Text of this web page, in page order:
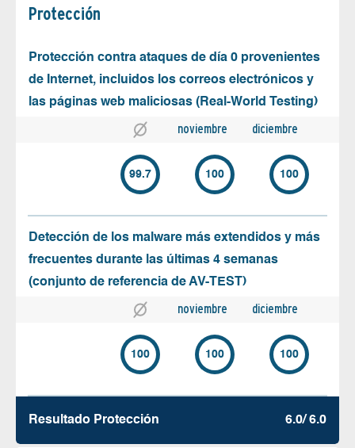
Protección
Protección contra ataques de día 0 provenientes
de Internet, incluidos los correos electrónicos y
las páginas web maliciosas (Real-World Testing)
noviembre diciembre
99.7 100 100
Detección de los malware más extendidos y más
frecuentes durante las últimas 4 semanas
(conjunto de referencia de AV-TEST)
noviembre diciembre
100 100 100
Resultado Protección 6.0/ 6.0